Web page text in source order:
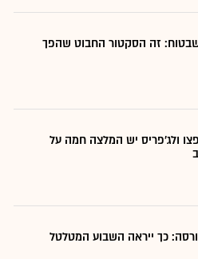
זה הסקטור החבוט שהפך
ולג'פריס יש המלצה חמה על
כך ייראה השבוע המטלטל